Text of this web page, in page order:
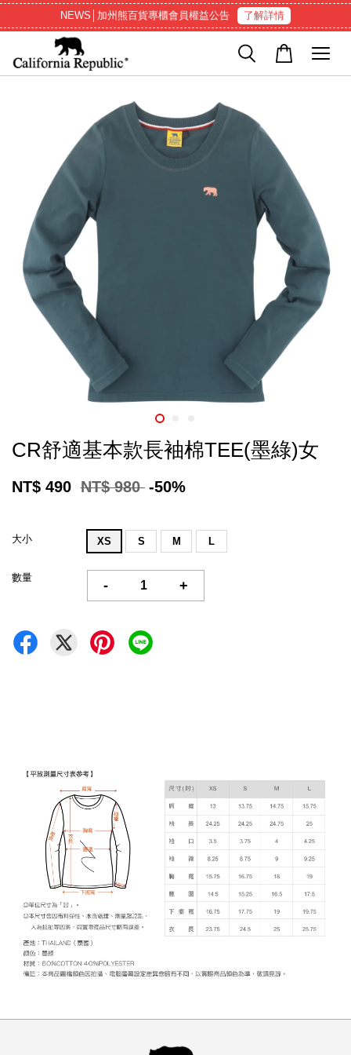
NEWS│加州熊百貨專櫃會員權益公告 了解詳情
CR舒適基本款長袖棉TEE(墨綠)女
NT$ 490 NT$ 980 -50%
大小 XS S M L
數量
- +